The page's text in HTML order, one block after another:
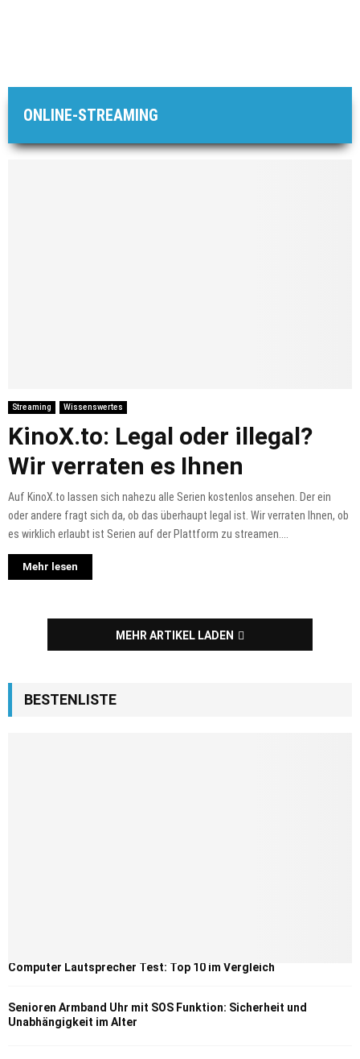
ONLINE-STREAMING
Streaming Wissenswertes
KinoX.to: Legal oder illegal?
Wir verraten es Ihnen
Auf KinoX.to lassen sich nahezu alle Serien kostenlos ansehen. Der ein
oder andere fragt sich da, ob das überhaupt legal ist. Wir verraten Ihnen, ob
es wirklich erlaubt ist Serien auf der Plattform zu streamen....
Mehr lesen
MEHR ARTIKEL LADEN
BESTENLISTE
Computer Lautsprecher Test: Top 10 im Vergleich
Senioren Armband Uhr mit SOS Funktion: Sicherheit und
Unabhängigkeit im Alter